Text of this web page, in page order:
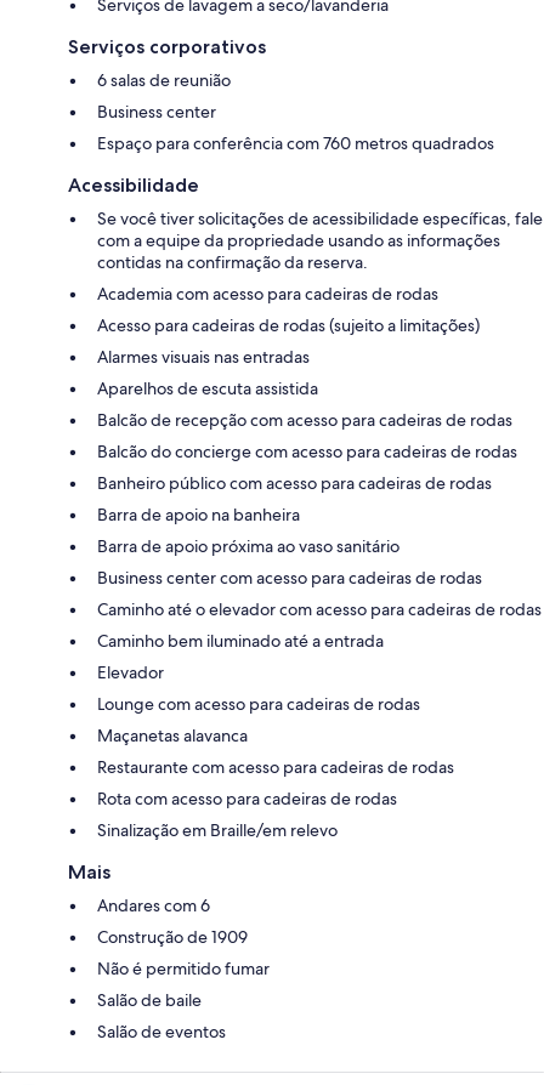
Serviços de lavagem a seco/lavanderia
Serviços corporativos
6 salas de reunião
Business center
Espaço para conferência com 760 metros quadrados
Acessibilidade
Se você tiver solicitações de acessibilidade específicas, fale
com a equipe da propriedade usando as informações
contidas na confirmação da reserva.
Academia com acesso para cadeiras de rodas
Acesso para cadeiras de rodas (sujeito a limitações)
Alarmes visuais nas entradas
Aparelhos de escuta assistida
Balcão de recepção com acesso para cadeiras de rodas
Balcão do concierge com acesso para cadeiras de rodas
Banheiro público com acesso para cadeiras de rodas
Barra de apoio na banheira
Barra de apoio próxima ao vaso sanitário
Business center com acesso para cadeiras de rodas
Caminho até o elevador com acesso para cadeiras de rodas
Caminho bem iluminado até a entrada
Elevador
Lounge com acesso para cadeiras de rodas
Maçanetas alavanca
Restaurante com acesso para cadeiras de rodas
Rota com acesso para cadeiras de rodas
Sinalização em Braille/em relevo
Mais
Andares com 6
Construção de 1909
Não é permitido fumar
Salão de baile
Salão de eventos